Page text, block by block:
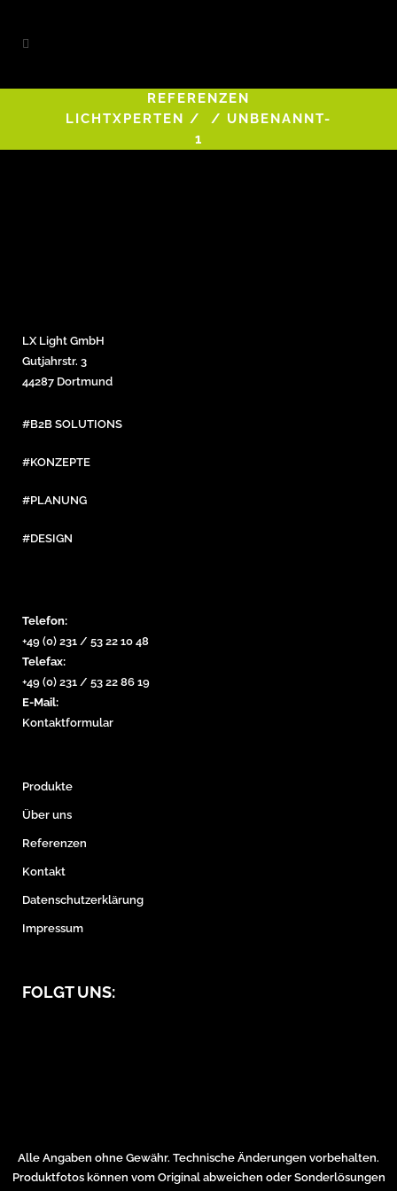
REFERENZEN
LICHTXPERTEN / / UNBENANNT-
1
LX Light GmbH
Gutjahrstr. 3
44287 Dortmund
#B2B SOLUTIONS
#KONZEPTE
#PLANUNG
#DESIGN
Telefon:
+49 (0) 231 / 53 22 10 48
Telefax:
+49 (0) 231 / 53 22 86 19
E-Mail:
Kontaktformular
Produkte
Über uns
Referenzen
Kontakt
Datenschutzerklärung
Impressum
FOLGT UNS:
Alle Angaben ohne Gewähr. Technische Änderungen vorbehalten.
Produktfotos können vom Original abweichen oder Sonderlösungen